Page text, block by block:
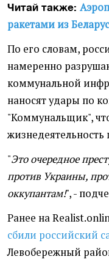
Читай также:
ракетами из
По его словам,
намеренно
коммунальной
наносят удары по
"Коммунальщик",
жизнедеятельность
"Это очередное
против Украины,
оккупантам!", -
Ранее на
сбили российский
Левобережный